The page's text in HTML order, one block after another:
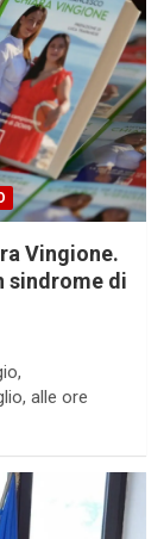
Vingione.
sindrome di
alle ore